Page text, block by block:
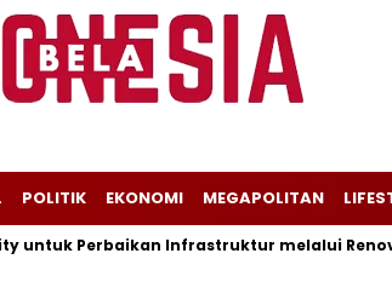
POLITIK EKONOMI MEGAPOLITAN
Perbaikan Infrastruktur melalui